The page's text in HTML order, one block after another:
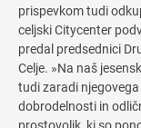
prispevkom tudi
celjski Citycenter
predal predsednici
Celje. »Na naš
tudi zaradi
dobrodelnosti in